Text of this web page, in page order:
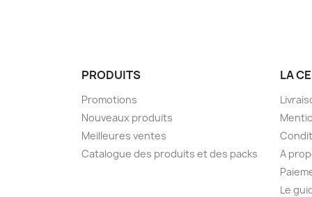
PRODUITS
Promotions
Nouveaux produits
Meilleures ventes
Catalogue des produits et des packs
LA
A
Le